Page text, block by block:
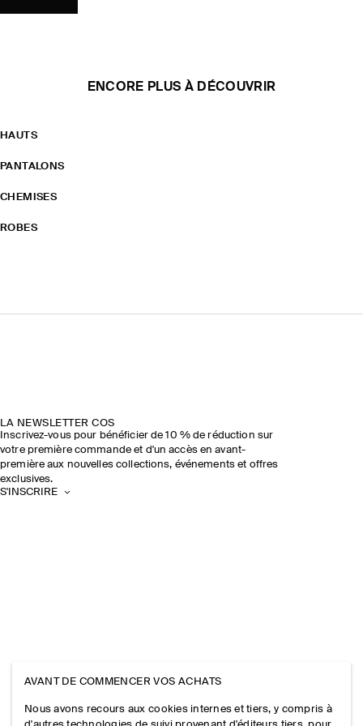
ENCORE PLUS À DÉCOUVRIR
HAUTS
PANTALONS
CHEMISES
ROBES
LA NEWSLETTER COS
Inscrivez-vous pour bénéficier de 10 % de réduction sur
votre première commande et d'un accès en avant-
première aux nouvelles collections, événements et offres
exclusives.
S'INSCRIRE
AVANT DE COMMENCER VOS ACHATS
Nous avons recours aux cookies internes et tiers, y compris à